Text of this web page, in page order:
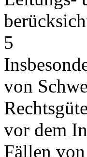
5
von
vor dem
Fällen